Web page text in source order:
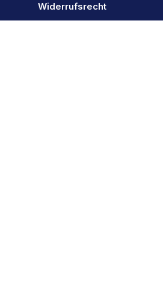
Widerrufsrecht